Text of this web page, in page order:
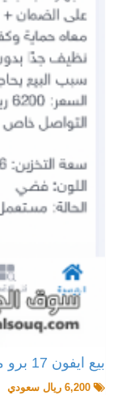
بيع ايفون 17 برو ماكس …